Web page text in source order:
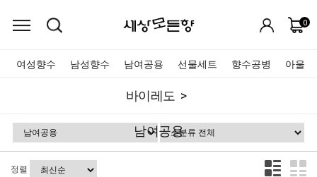
0
여성향수 남성향수 남여공용 선물세트 향수공병 아울렛
바이레도
남여공용
정렬